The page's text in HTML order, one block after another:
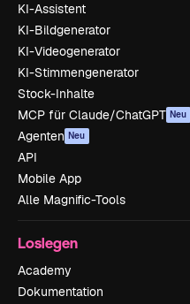
KI-Assistent
KI-Bildgenerator
KI-Videogenerator
KI-Stimmengenerator
Stock-Inhalte
MCP für Claude/ChatGPT Neu
Agenten Neu
API
Mobile App
Alle Magnific-Tools
Loslegen
Academy
Dokumentation